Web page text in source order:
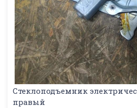
Стеклоподъемник
правый